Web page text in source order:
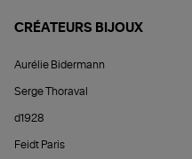
CRÉATEURS BIJOUX
Aurélie Bidermann
Serge Thoraval
d1928
Feidt Paris